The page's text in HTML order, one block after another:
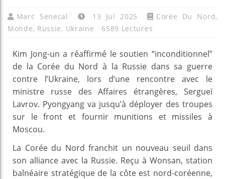
Marc Senecal 13 Jul 2025 Corée Du Nord,
Monde, Russie, Ukraine 6589 Lectures
Kim Jong-un a réaffirmé le soutien “inconditionnel”
de la Corée du Nord à la Russie dans sa guerre
contre l’Ukraine, lors d’une rencontre avec le
ministre russe des Affaires étrangères, Sergueï
Lavrov. Pyongyang va jusqu’à déployer des troupes
sur le front et fournir munitions et missiles à
Moscou.
La Corée du Nord franchit un nouveau seuil dans
son alliance avec la Russie. Reçu à Wonsan, station
balnéaire stratégique de la côte est nord-coréenne,